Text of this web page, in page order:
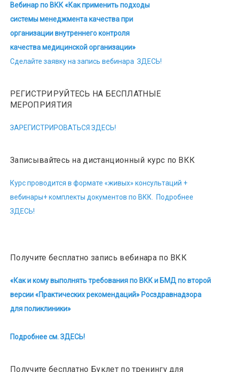
Вебинар по ВКК «Как применить подходы
системы менеджмента качества при
организации внутреннего контроля
качества медицинской организации»
Сделайте заявку на запись вебинара ЗДЕСЬ!
РЕГИСТРИРУЙТЕСЬ НА БЕСПЛАТНЫЕ
МЕРОПРИЯТИЯ
ЗАРЕГИСТРИРОВАТЬСЯ ЗДЕСЬ!
Записывайтесь на дистанционный курс по ВКК
Курс проводится в формате «живых» консультаций +
вебинары+ комплекты документов по ВКК. Подробнее
ЗДЕСЬ!
Получите бесплатно запись вебинара по ВКК
«Как и кому выполнять требования по ВКК и БМД по второй
версии «Практических рекомендаций» Росздравнадзора
для поликлиники»
Подробнее см. ЗДЕСЬ!
Получите бесплатно Буклет по тренингу для